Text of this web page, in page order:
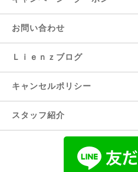
お問い合わせ
Ｌｉｅｎｚブログ
キャンセルポリシー
スタッフ紹介